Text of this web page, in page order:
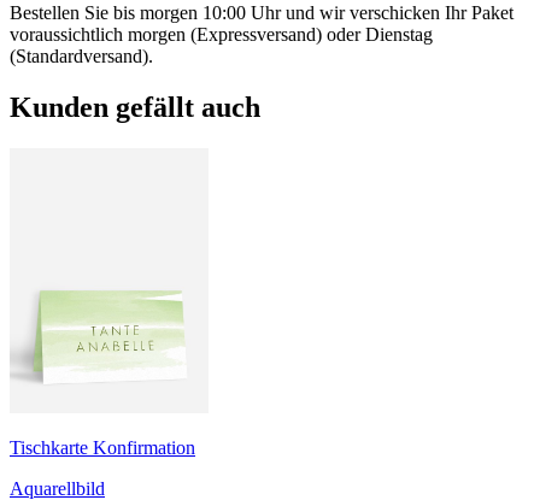
Bestellen Sie bis morgen 10:00 Uhr und wir verschicken Ihr Paket
voraussichtlich morgen (Expressversand) oder Dienstag
(Standardversand).
Kunden gefällt auch
Tischkarte Konfirmation
Aquarellbild